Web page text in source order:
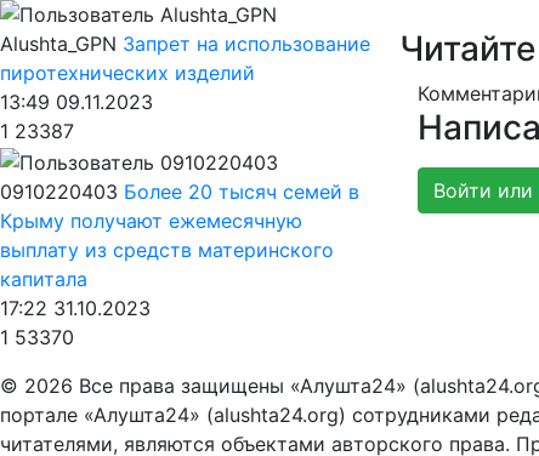
Войти или
Alushta_GPN Запрет на использование
пиротехнических изделий
13:49 09.11.2023
1 23387
0910220403 Более 20 тысяч семей в
Крыму получают ежемесячную
выплату из средств материнского
капитала
17:22 31.10.2023
1 53370
© 2026 Все права защищены «Алушта24»
портале «Алушта24» (alushta24.org) сотрудниками
читателями, являются объектами авторского права.